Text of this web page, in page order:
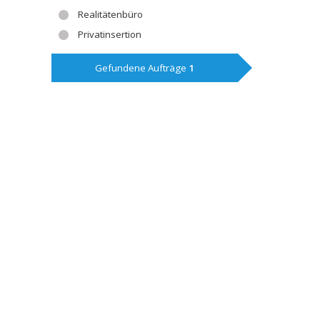
Realitätenbüro
Privatinsertion
Gefundene Aufträge 1